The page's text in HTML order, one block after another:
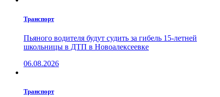
Транспорт
Пьяного водителя будут судить за гибель 15-летней
школьницы в ДТП в Новоалексеевке
06.08.2026
Транспорт